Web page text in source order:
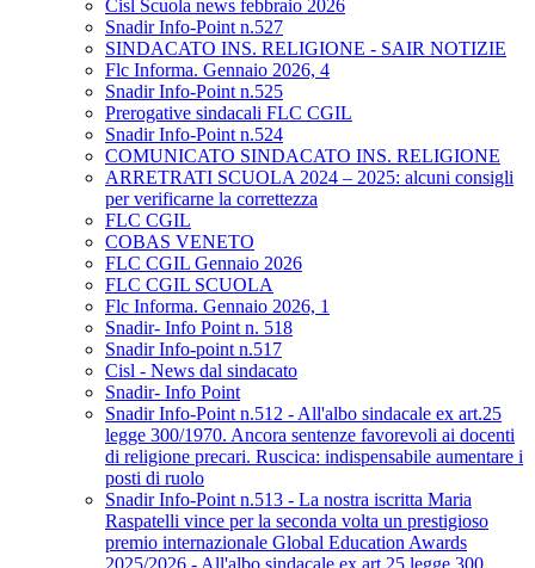
Cisl Scuola news febbraio 2026
Snadir Info-Point n.527
SINDACATO INS. RELIGIONE - SAIR NOTIZIE
Flc Informa. Gennaio 2026, 4
Snadir Info-Point n.525
Prerogative sindacali FLC CGIL
Snadir Info-Point n.524
COMUNICATO SINDACATO INS. RELIGIONE
ARRETRATI SCUOLA 2024 – 2025: alcuni consigli
per verificarne la correttezza
FLC CGIL
COBAS VENETO
FLC CGIL Gennaio 2026
FLC CGIL SCUOLA
Flc Informa. Gennaio 2026, 1
Snadir- Info Point n. 518
Snadir Info-point n.517
Cisl - News dal sindacato
Snadir- Info Point
Snadir Info-Point n.512 - All'albo sindacale ex art.25
legge 300/1970. Ancora sentenze favorevoli ai docenti
di religione precari. Ruscica: indispensabile aumentare i
posti di ruolo
Snadir Info-Point n.513 - La nostra iscritta Maria
Raspatelli vince per la seconda volta un prestigioso
premio internazionale Global Education Awards